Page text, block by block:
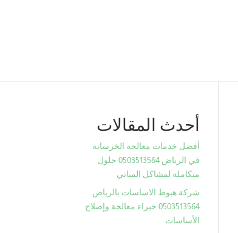
أحدث المقالات
أفضل خدمات معالجة الخرسانة
في الرياض 0503513564 حلول
متكاملة لمشاكل المباني
شركة هبوط الاساسات بالرياض
0503513564 خبراء معالجة وإصلاح
الأساسات